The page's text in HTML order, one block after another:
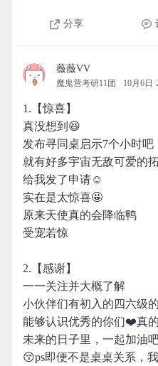
分享
薇薇VV
魔鬼营考研11团 10月6日
1.【惊喜】
真没想到😆
发布寻同桌启示7个小时吧
就有好多宇宙无敌可爱的
给我发了申请☺️
实在是太惊喜🤩
原来天使真的会降临鸭
受宠若惊
2.【感谢】
一一关注并大概了解
小伙伴们有初入的四六级
能够认识优秀的你们❤️真
未来的日子里，一起加油吧
😚ps即便不是桌桌关系，